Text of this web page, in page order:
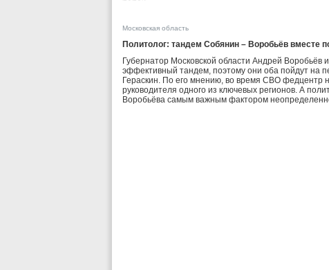
Московская область
Политолог: тандем Собянин – Воробьёв вместе
Губернатор Московской области Андрей Воробьёв
эффективный тандем, поэтому они оба пойдут на
Гераскин. По его мнению, во время СВО федцентр
руководителя одного из ключевых регионов. А
Воробьёва самым важным фактором